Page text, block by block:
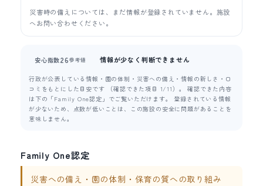
災害時の備えについては、まだ情報が登録されていません。施設
へお問い合わせください。
安心指数26参考値 情報が少なく判断できません
行政が公表している情報・園の体制・災害への備え・情報の新しさ・口
コミをもとにした目安です （確認できた項目 1/11）。 確認できた内容
は下の「Family One認定」でご覧いただけます。 登録されている情報
が少ないため、点数が低いことは、この施設の安全に問題があることを
意味しません。
Family One認定
災害への備え・園の体制・保育の質への取り組み